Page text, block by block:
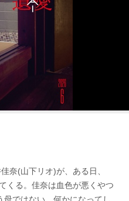
奈(山下リオ)が、ある日、
くる。佳奈は血色が悪くやつ